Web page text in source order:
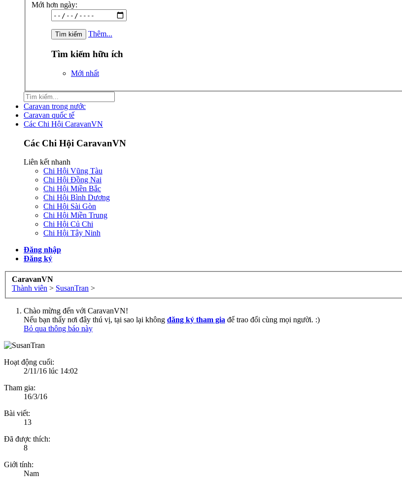
Mới hơn ngày:
Thêm...
Tìm kiếm hữu ích
Mới nhất
Caravan trong nước
Caravan quốc tế
Các Chi Hội CaravanVN
Các Chi Hội CaravanVN
Liên kết nhanh
Chi Hội Vũng Tàu
Chi Hội Đồng Nai
Chi Hội Miền Bắc
Chi Hội Bình Dương
Chi Hội Sài Gòn
Chi Hội Miền Trung
Chi Hội Củ Chi
Chi Hội Tây Ninh
Đăng nhập
Đăng ký
CaravanVN
Thành viên > SusanTran >
Chào mừng đến với CaravanVN!
Nếu bạn thấy nơi đây thú vị, tại sao lại không đăng ký tham gia để trao đổi cùng mọi người. :)
Bỏ qua thông báo này
Hoạt động cuối:
2/11/16 lúc 14:02
Tham gia:
16/3/16
Bài viết:
13
Đã được thích:
8
Giới tính:
Nam